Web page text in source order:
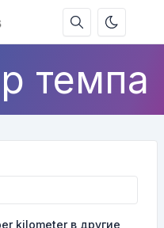
темпа
kilometer в другие